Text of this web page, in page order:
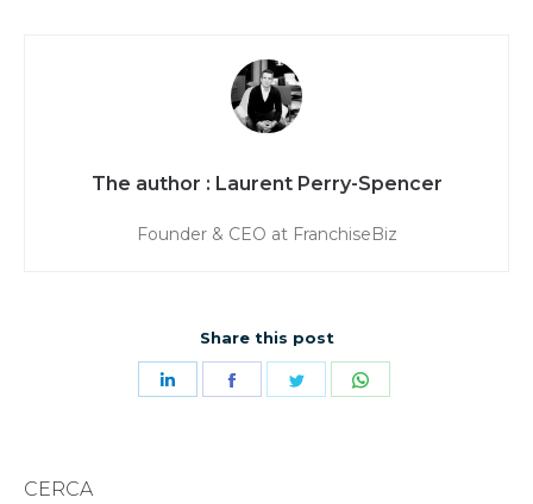
Laurent Perry-Spencer
Founder & CEO at FranchiseBiz
Share this post
Share
Share
Share
CERCA